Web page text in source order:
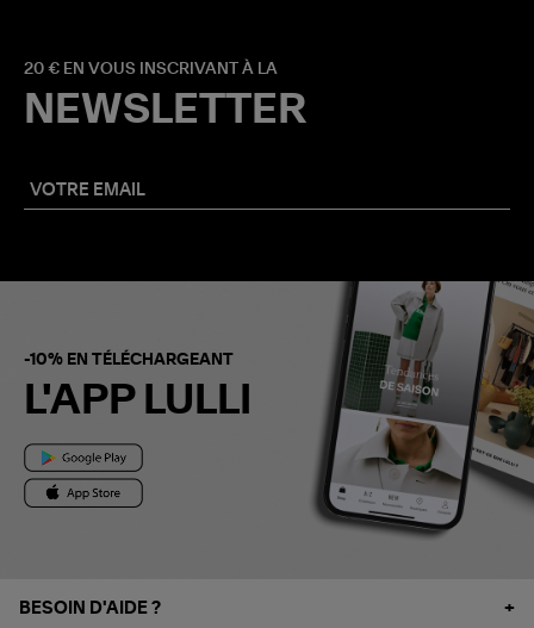
20 € EN VOUS INSCRIVANT À LA
NEWSLETTER
-10% EN TÉLÉCHARGEANT
L'APP LULLI
BESOIN D'AIDE ?